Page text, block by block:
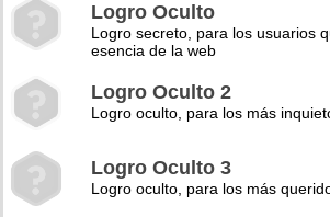
Logro Oculto
Logro secreto, para los usuarios
esencia de la web
Logro Oculto 2
Logro oculto, para los más
Logro Oculto 3
Logro oculto, para los más